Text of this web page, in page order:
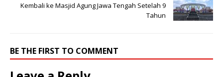
Kembali ke Masjid Agung Jawa Tengah Setelah 9
Tahun
BE THE FIRST TO COMMENT